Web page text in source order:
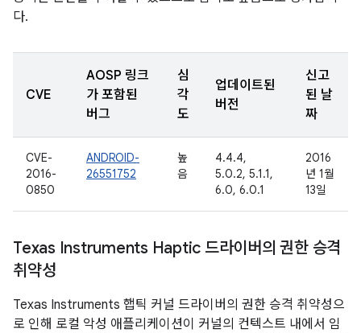
다.
CVE
AOSP 링크
가 포함된
버그
심
각
도
업데이트된
버전
신고
된 날
짜
CVE-
2016-
0850
ANDROID-
26551752
높
음
4.4.4,
5.0.2, 5.1.1,
6.0, 6.0.1
2016
년 1월
13일
Texas Instruments Haptic 드라이버의 권한 승격
취약성
Texas Instruments 햅틱 커널 드라이버의 권한 승격 취약성으
로 인해 로컬 악성 애플리케이션이 커널의 컨텍스트 내에서 임